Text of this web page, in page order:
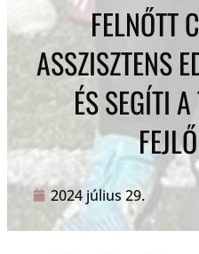
FELNŐTT
ASSZISZTENS
ÉS SEGÍTI
2024 július 29.